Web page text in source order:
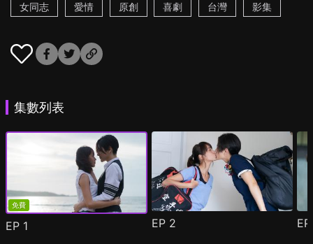
女同志
愛情 原創 喜劇 台灣 影集
集數列表
免費
EP 1 EP 2